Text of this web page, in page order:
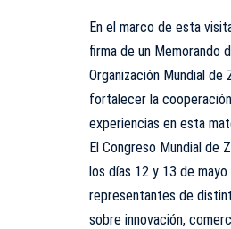
En el marco de esta
firma de un Memorando
Organización Mundial de
fortalecer la
experiencias en esta
El Congreso Mundial de
los días 12 y 13 de mayo
representantes de
sobre innovación,